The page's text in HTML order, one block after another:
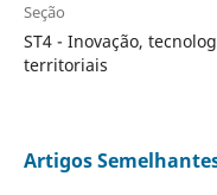
Seção
ST4 - Inovação,
territoriais
Artigos